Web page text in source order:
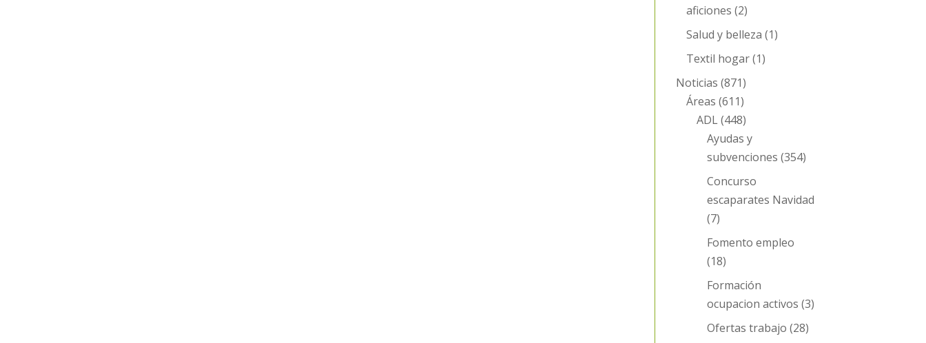
aficiones (2)
Salud y belleza (1)
Textil hogar(1)
Noticias (871)
Áreas (611)
ADL(448)
Ayudas y
subvenciones (354)
Concurso
escaparates Navidad
(7)
Fomento empleo
(18)
Formación
ocupacion activos (3)
Ofertas trabajo (28)